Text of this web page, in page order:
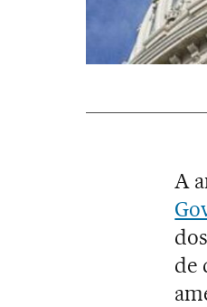
A
de